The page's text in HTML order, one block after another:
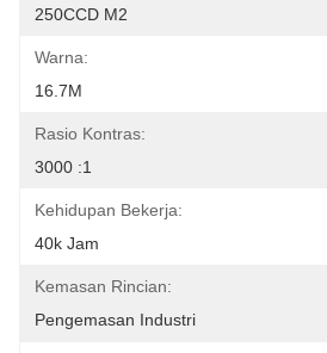
250CCD M2
Warna:
16.7M
Rasio Kontras:
3000 :1
Kehidupan Bekerja:
40k Jam
Kemasan Rincian:
Pengemasan Industri